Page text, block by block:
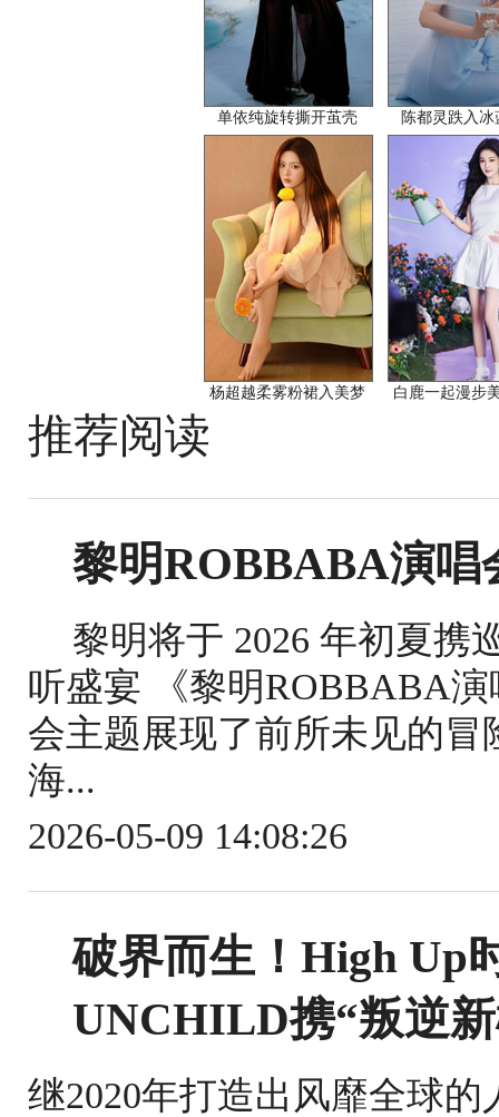
单依纯旋转撕开茧壳 陈都灵跌入冰
杨超越柔雾粉裙入美梦 白鹿一起漫步
推荐阅读
黎明ROBBABA演唱
黎明将于 2026 年初夏携
听盛宴 《黎明ROBBABA
会主题展现了前所未见的
海...
2026-05-09 14:08:26
破界而生！High Up
UNCHILD携“叛逆
继2020年打造出风靡全球